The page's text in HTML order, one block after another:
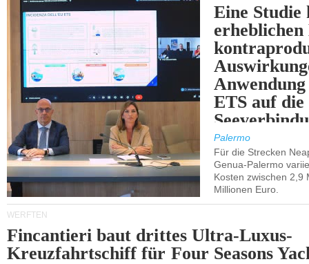
Eine Studie
ETS auf die
Palermo
Für die Strecken
Genua-Palermo
Kosten zwischen 2,9
Millionen Euro.
WERFTEN
Fincantieri baut drittes Ultra-Luxus-
Kreuzfahrtschiff für Four Seasons